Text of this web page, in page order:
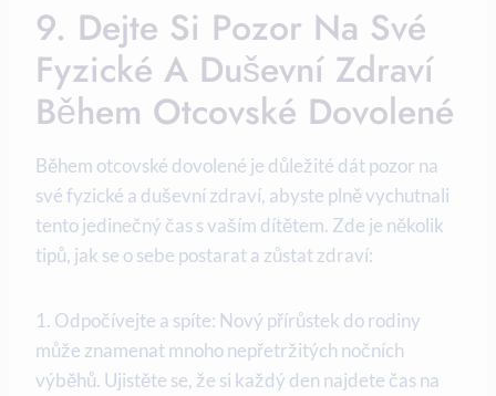
9. Dejte Si‍ Pozor Na Své
Fyzické​ A Duševní Zdraví
Během Otcovské Dovolené
Během ​otcovské dovolené je důležité ​dát pozor na
své⁣ fyzické a duševní​ zdraví, ⁢abyste plně vychutnali
tento‌ jedinečný čas s vaším dítětem. Zde je několik
tipů, jak se o sebe postarat a zůstat zdraví:
1. Odpočívejte‍ a spíte: Nový ⁣přírůstek do rodiny
může​ znamenat mnoho nepřetržitých nočních
výběhů. Ujistěte se, že si každý den najdete čas na